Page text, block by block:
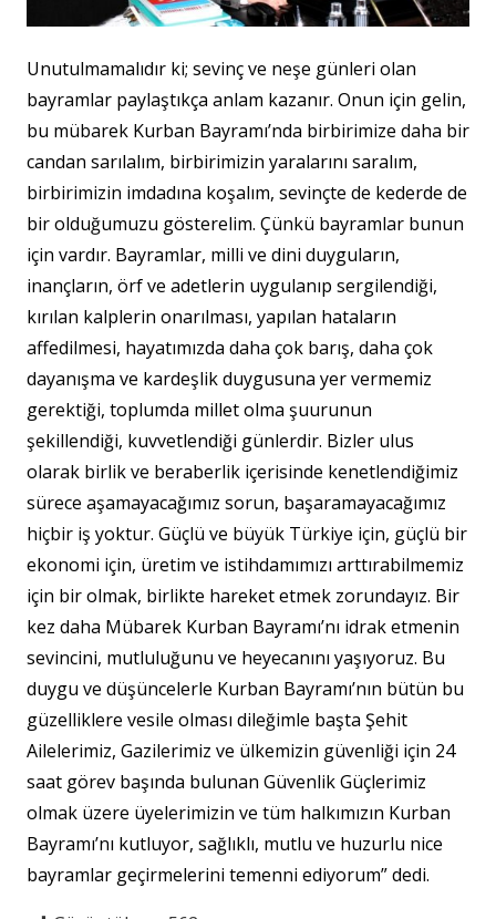
Unutulmamalıdır ki; sevinç ve neşe günleri olan
bayramlar paylaştıkça anlam kazanır. Onun için gelin,
bu mübarek Kurban Bayramı’nda birbirimize daha bir
candan sarılalım, birbirimizin yaralarını saralım,
birbirimizin imdadına koşalım, sevinçte de kederde de
bir olduğumuzu gösterelim. Çünkü bayramlar bunun
için vardır. Bayramlar, milli ve dini duyguların,
inançların, örf ve adetlerin uygulanıp sergilendiği,
kırılan kalplerin onarılması, yapılan hataların
affedilmesi, hayatımızda daha çok barış, daha çok
dayanışma ve kardeşlik duygusuna yer vermemiz
gerektiği, toplumda millet olma şuurunun
şekillendiği, kuvvetlendiği günlerdir. Bizler ulus
olarak birlik ve beraberlik içerisinde kenetlendiğimiz
sürece aşamayacağımız sorun, başaramayacağımız
hiçbir iş yoktur. Güçlü ve büyük Türkiye için, güçlü bir
ekonomi için, üretim ve istihdamımızı arttırabilmemiz
için bir olmak, birlikte hareket etmek zorundayız. Bir
kez daha Mübarek Kurban Bayramı’nı idrak etmenin
sevincini, mutluluğunu ve heyecanını yaşıyoruz. Bu
duygu ve düşüncelerle Kurban Bayramı’nın bütün bu
güzelliklere vesile olması dileğimle başta Şehit
Ailelerimiz, Gazilerimiz ve ülkemizin güvenliği için 24
saat görev başında bulunan Güvenlik Güçlerimiz
olmak üzere üyelerimizin ve tüm halkımızın Kurban
Bayramı’nı kutluyor, sağlıklı, mutlu ve huzurlu nice
bayramlar geçirmelerini temenni ediyorum” dedi.